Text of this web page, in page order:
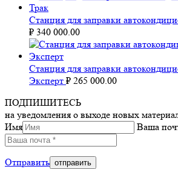
Станция для заправки
₽ 340 000.00
Станция для заправки
Эксперт ₽ 265 000.00
ПОДПИШИТЕСЬ
на уведомления о выходе новых
Имя
Ваша
Отправить